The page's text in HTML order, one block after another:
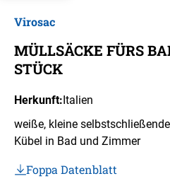
Virosac
MÜLLSÄCKE FÜRS
STÜCK
Herkunft:Italien
weiße, kleine
Kübel in Bad und Zimmer
Foppa Datenblatt